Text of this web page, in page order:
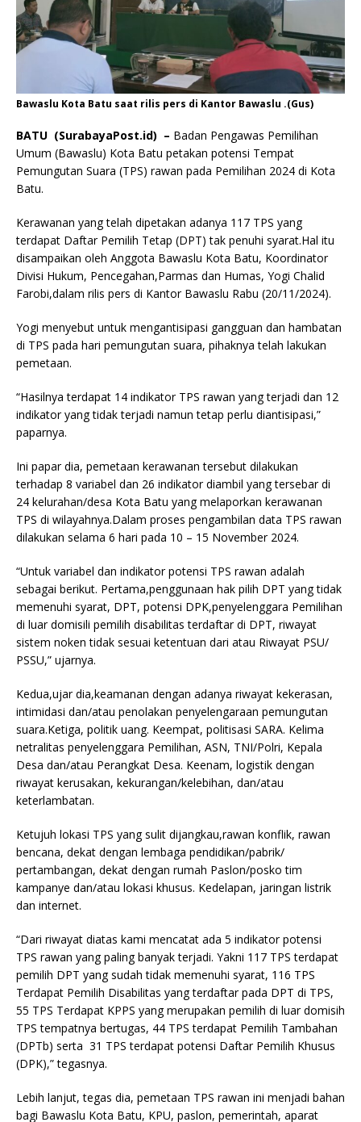
Bawaslu Kota Batu saat rilis pers di Kantor Bawaslu .(Gus)
BATU (SurabayaPost.id) – Badan Pengawas Pemilihan
Umum (Bawaslu) Kota Batu petakan potensi Tempat
Pemungutan Suara (TPS) rawan pada Pemilihan 2024 di Kota
Batu.
Kerawanan yang telah dipetakan adanya 117 TPS yang
terdapat Daftar Pemilih Tetap (DPT) tak penuhi syarat.Hal itu
disampaikan oleh Anggota Bawaslu Kota Batu, Koordinator
Divisi Hukum, Pencegahan,Parmas dan Humas, Yogi Chalid
Farobi,dalam rilis pers di Kantor Bawaslu Rabu (20/11/2024).
Yogi menyebut untuk mengantisipasi gangguan dan hambatan
di TPS pada hari pemungutan suara, pihaknya telah lakukan
pemetaan.
“Hasilnya terdapat 14 indikator TPS rawan yang terjadi dan 12
indikator yang tidak terjadi namun tetap perlu diantisipasi,”
paparnya.
Ini papar dia, pemetaan kerawanan tersebut dilakukan
terhadap 8 variabel dan 26 indikator diambil yang tersebar di
24 kelurahan/desa Kota Batu yang melaporkan kerawanan
TPS di wilayahnya.Dalam proses pengambilan data TPS rawan
dilakukan selama 6 hari pada 10 – 15 November 2024.
“Untuk variabel dan indikator potensi TPS rawan adalah
sebagai berikut. Pertama,penggunaan hak pilih DPT yang tidak
memenuhi syarat, DPT, potensi DPK,penyelenggara Pemilihan
di luar domisili pemilih disabilitas terdaftar di DPT, riwayat
sistem noken tidak sesuai ketentuan dari atau Riwayat PSU/
PSSU,” ujarnya.
Kedua,ujar dia,keamanan dengan adanya riwayat kekerasan,
intimidasi dan/atau penolakan penyelengaraan pemungutan
suara.Ketiga, politik uang. Keempat, politisasi SARA. Kelima
netralitas penyelenggara Pemilihan, ASN, TNI/Polri, Kepala
Desa dan/atau Perangkat Desa. Keenam, logistik dengan
riwayat kerusakan, kekurangan/kelebihan, dan/atau
keterlambatan.
Ketujuh lokasi TPS yang sulit dijangkau,rawan konflik, rawan
bencana, dekat dengan lembaga pendidikan/pabrik/
pertambangan, dekat dengan rumah Paslon/posko tim
kampanye dan/atau lokasi khusus. Kedelapan, jaringan listrik
dan internet.
“Dari riwayat diatas kami mencatat ada 5 indikator potensi
TPS rawan yang paling banyak terjadi. Yakni 117 TPS terdapat
pemilih DPT yang sudah tidak memenuhi syarat, 116 TPS
Terdapat Pemilih Disabilitas yang terdaftar pada DPT di TPS,
55 TPS Terdapat KPPS yang merupakan pemilih di luar domisih
TPS tempatnya bertugas, 44 TPS terdapat Pemilih Tambahan
(DPTb) serta 31 TPS terdapat potensi Daftar Pemilih Khusus
(DPK),” tegasnya.
Lebih lanjut, tegas dia, pemetaan TPS rawan ini menjadi bahan
bagi Bawaslu Kota Batu, KPU, paslon, pemerintah, aparat